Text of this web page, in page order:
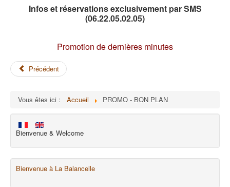
Infos et réservations exclusivement par SMS
(06.22.05.02.05)
Promotion de dernières minutes
Précédent
Vous êtes ici : Accueil PROMO - BON PLAN
Bienvenue & Welcome
Bienvenue à La Balancelle